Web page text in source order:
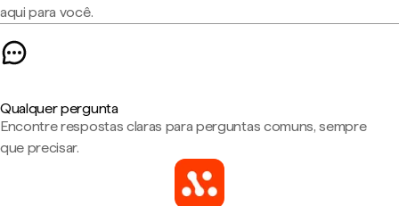
aqui para você.
Qualquer pergunta
Encontre respostas claras para perguntas comuns, sempre
que precisar.